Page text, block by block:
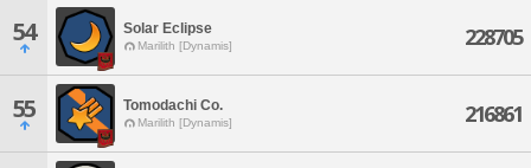
54 Solar Eclipse
Marilith [Dynamis] 228705
55 Tomodachi Co.
Marilith [Dynamis] 216861